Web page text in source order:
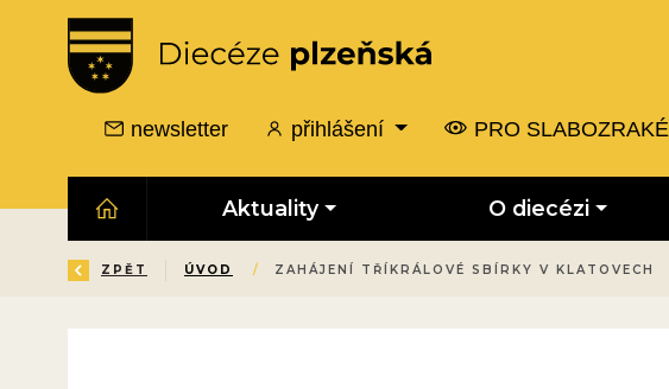
newsletter přihlášení PRO SLABOZRAKÉ
Aktuality O diecézi
ZPĚT ÚVOD / ZAHÁJENÍ TŘÍKRÁLOVÉ SBÍRKY V KLATOVECH